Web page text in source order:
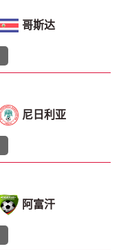
哥斯达
尼日利亚
阿富汗